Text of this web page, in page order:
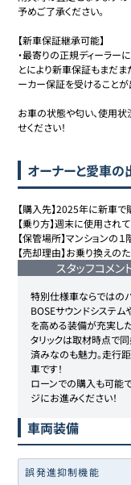
予めご了承ください。
【新車保証継承可能】
・最寄りの正規ディーラー
とにより新車保証もまだ
ーカー保証を受けること
お車の状態や匂い、使用
せください！
オーナーと愛車の
【購入先】2025年に新車で
【乗り方】週末に使用されて
【保管場所】マンションの
【売却理由】お乗り換えの
スタッフコメン
特別仕様車ならではのパ
BOSEサウンドシステ
を高める装備が充実し
タリックは取材時点で
済みなのも魅力。走行
車です！
ローンでの購入も可能
ジにお進みください！
車両装備
誤発進抑制機能